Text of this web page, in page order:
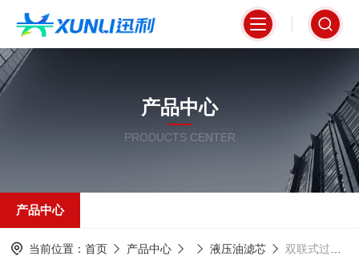
产品中心
PRODUCTS CENTER
产品中心
当前位置： 首页 产品中心 液压油滤芯 双联式过滤器滤芯14V25液压油净化